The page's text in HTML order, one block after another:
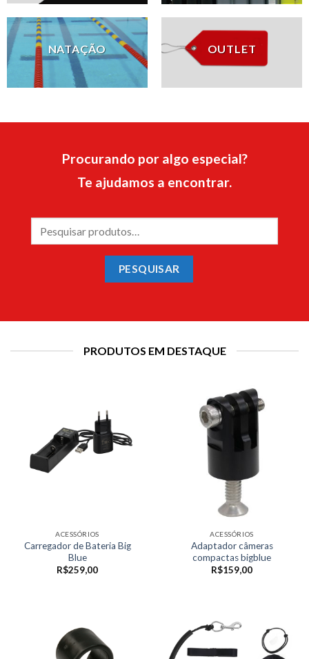
NATAÇÃO OUTLET
Procurando por algo especial?
Te ajudamos a encontrar.
PESQUISAR
PRODUTOS EM DESTAQUE
ACESSÓRIOS
Carregador de Bateria Big
Blue
R$259,00
ACESSÓRIOS
Adaptador câmeras
compactas bigblue
R$159,00